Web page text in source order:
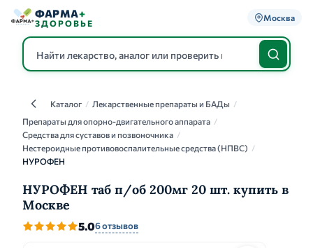
ФАРМА+
ЗДОРОВЬЕ
Москва
КаталогКаталог / Лекарственные препараты и БАДы /
Препараты для опорно-двигательного аппарата /
Средства для суставов и позвоночника /
Нестероидные противовоспалительные средства (НПВС) /
НУРОФЕН
НУРОФЕН таб п/об 200мг 20 шт. купить в
Москве
5.06 отзывов